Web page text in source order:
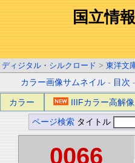
国立情
ディジタル・シルクロード > 東洋文
カラー画像サムネイル - 目次
カラー IIIFカラー高解
ページ検索 タイトル
0066